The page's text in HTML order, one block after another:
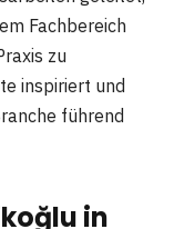
Fachbereich
zu
inspiriert und
führend
in